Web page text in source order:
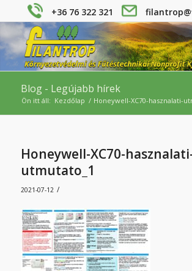
+36 76 322 321
Blog - Legújabb hírek
Ön itt áll: Kezdőlap / Honeywell-XC70-hasznalati-
Honeywell-XC70-
utmutato_1
2021-07-12 /